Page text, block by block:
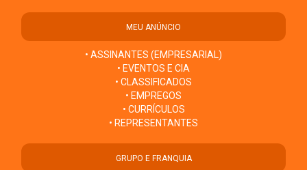
MEU ANÚNCIO
• ASSINANTES (EMPRESARIAL)
• EVENTOS E CIA
• CLASSIFICADOS
• EMPREGOS
• CURRÍCULOS
• REPRESENTANTES
GRUPO E FRANQUIA